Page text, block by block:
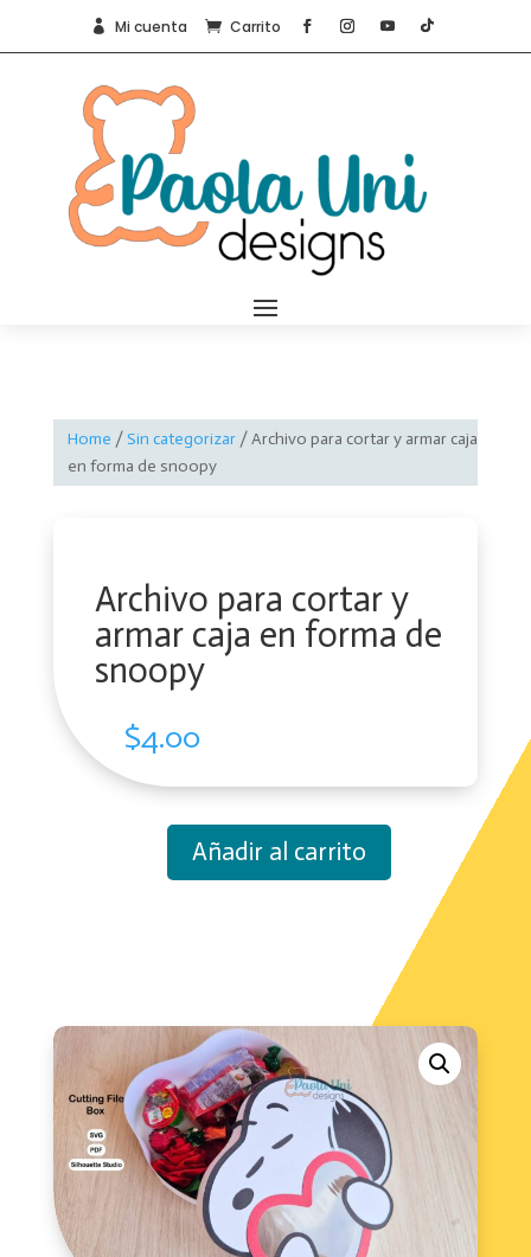
 Mi cuenta  Carrito
Home /Sin categorizar/ Archivo para cortar y armar caja
en forma de snoopy
Archivo para cortar y
armar caja en forma de
snoopy
$4.00
en
forma
de
snoopy
cantidad
Añadir al carrito